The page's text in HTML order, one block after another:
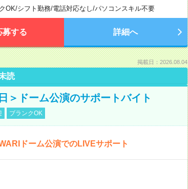
OK/シフト勤務/電話対応なし/パソコンスキル不要
募する 詳細へ
掲載日：2026.08.04
読
＞ドーム公演のサポートバイト
ブランクOK
ドーム公演でのLIVEサポート